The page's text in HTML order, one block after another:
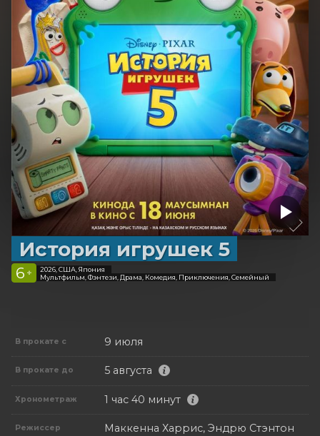
История игрушек 5
6 +
2026, США, Япония
Мультфильм, Фэнтези, Драма, Комедия, Приключения, Семейный
В прокате с 9 июля
В прокате до 5 августа
Хронометраж 1 час 40 минут
Режиссер Маккенна Харрис, Эндрю Стэнтон